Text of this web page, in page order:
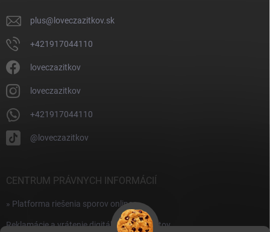
plus@ loveczazitkov.sk
+421917044110
loveczazitkov
loveczazitkov
+421917044110
@loveczazitkov
CENTRUM PRÁVNYCH INFORMÁCIÍ
» Platforma riešenia sporov online
Reklamácie a vrátenie digitálnych produktov